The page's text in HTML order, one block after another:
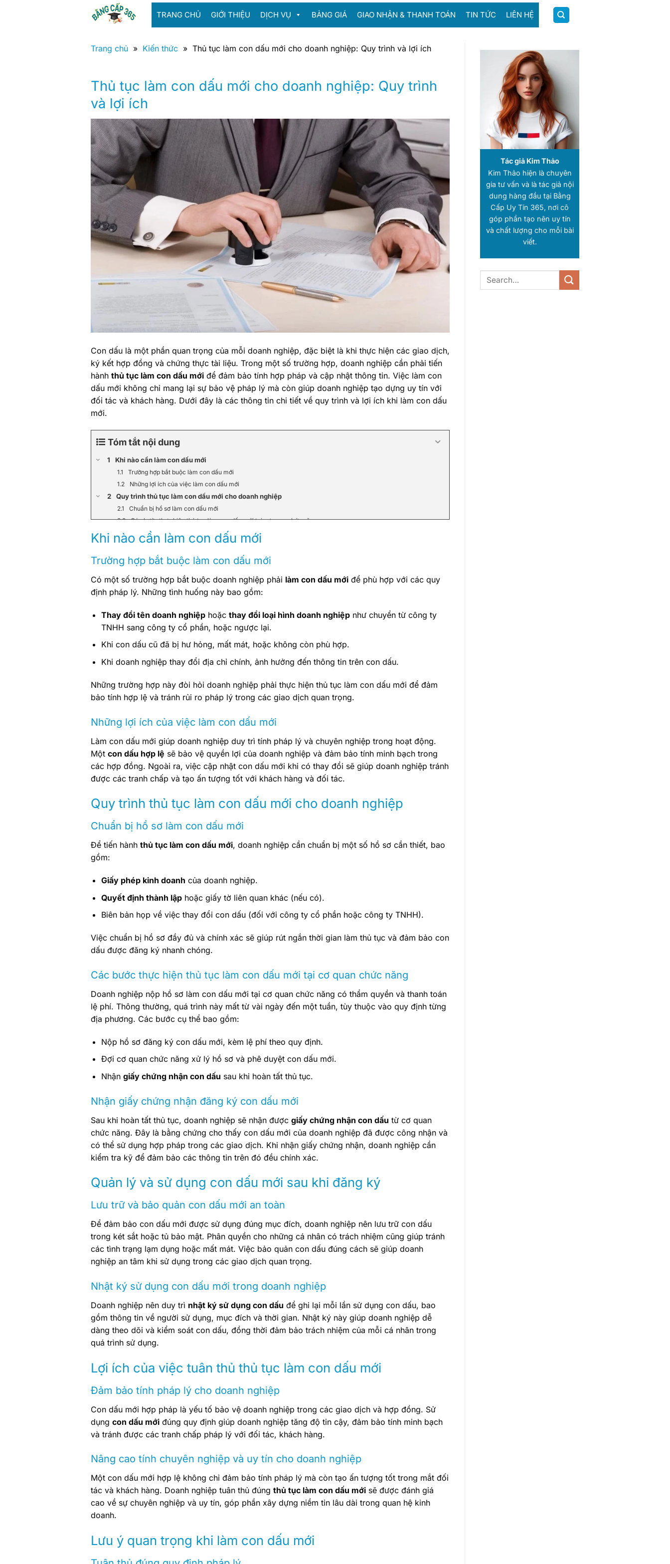
TRANG CHỦ GIỚI THIỆU DỊCH VỤ BẢNG GIÁ GIAO NHẬN & THANH TOÁN TIN TỨC LIÊN HỆ
Trang chủ » Kiến thức » Thủ tục làm con dấu mới cho doanh nghiệp: Quy trình và lợi ích
Thủ tục làm con dấu mới cho doanh nghiệp: Quy trình
và lợi ích
Con dấu là một phần quan trọng của mỗi doanh nghiệp, đặc biệt là khi thực hiện các giao dịch,
ký kết hợp đồng và chứng thực tài liệu. Trong một số trường hợp, doanh nghiệp cần phải tiến
hành thủ tục làm con dấu mới để đảm bảo tính hợp pháp và cập nhật thông tin. Việc làm con
dấu mới không chỉ mang lại sự bảo vệ pháp lý mà còn giúp doanh nghiệp tạo dựng uy tín với
đối tác và khách hàng. Dưới đây là các thông tin chi tiết về quy trình và lợi ích khi làm con dấu
mới.
Tóm tắt nội dung
Khi nào cần làm con dấu mới
Trường hợp bắt buộc làm con dấu mới
Những lợi ích của việc làm con dấu mới
Quy trình thủ tục làm con dấu mới cho doanh nghiệp
Chuẩn bị hồ sơ làm con dấu mới
Các bước thực hiện thủ tục làm con dấu mới tại cơ quan chức năng
Nhận giấy chứng nhận đăng ký con dấu mới
Quản lý và sử dụng con dấu mới sau khi đăng ký
Lưu trữ và bảo quản con dấu mới an toàn
Nhật ký sử dụng con dấu mới trong doanh nghiệp
Lợi ích của việc tuân thủ thủ tục làm con dấu mới
Đảm bảo tính pháp lý cho doanh nghiệp
Lưu ý quan trọng khi làm con dấu mới
Tuân thủ đúng quy định pháp lý
Sử dụng dịch vụ tư vấn chuyên nghiệp để hỗ trợ làm con dấu mới
Khi nào cần làm con dấu mới
Trường hợp bắt buộc làm con dấu mới
Có một số trường hợp bắt buộc doanh nghiệp phải làm con dấu mới để phù hợp với các quy
định pháp lý. Những tình huống này bao gồm:
Thay đổi tên doanh nghiệphoặc thay đổi loại hình doanh nghiệpnhư chuyển từ công ty
TNHH sang công ty cổ phần, hoặc ngược lại.
Khi con dấu cũ đã bị hư hỏng, mất mát, hoặc không còn phù hợp.
Khi doanh nghiệp thay đổi địa chỉ chính, ảnh hưởng đến thông tin trên con dấu.
Những trường hợp này đòi hỏi doanh nghiệp phải thực hiện thủ tục làm con dấu mới để đảm
bảo tính hợp lệ và tránh rủi ro pháp lý trong các giao dịch quan trọng.
Những lợi ích của việc làm con dấu mới
Làm con dấu mới giúp doanh nghiệp duy trì tính pháp lý và chuyên nghiệp trong hoạt động.
Một con dấu hợp lệ sẽ bảo vệ quyền lợi của doanh nghiệp và đảm bảo tính minh bạch trong
các hợp đồng. Ngoài ra, việc cập nhật con dấu mới khi có thay đổi sẽ giúp doanh nghiệp tránh
được các tranh chấp và tạo ấn tượng tốt với khách hàng và đối tác.
Quy trình thủ tục làm con dấu mới cho doanh nghiệp
Chuẩn bị hồ sơ làm con dấu mới
Để tiến hành thủ tục làm con dấu mới, doanh nghiệp cần chuẩn bị một số hồ sơ cần thiết, bao
gồm:
Giấy phép kinh doanh của doanh nghiệp.
Quyết định thành lậphoặc giấy tờ liên quan khác (nếu có).
Biên bản họp về việc thay đổi con dấu (đối với công ty cổ phần hoặc công ty TNHH).
Việc chuẩn bị hồ sơ đầy đủ và chính xác sẽ giúp rút ngắn thời gian làm thủ tục và đảm bảo con
dấu được đăng ký nhanh chóng.
Các bước thực hiện thủ tục làm con dấu mới tại cơ quan chức năng
Doanh nghiệp nộp hồ sơ làm con dấu mới tại cơ quan chức năng có thẩm quyền và thanh toán
lệ phí. Thông thường, quá trình này mất từ vài ngày đến một tuần, tùy thuộc vào quy định từng
địa phương. Các bước cụ thể bao gồm:
Nộp hồ sơ đăng ký con dấu mới, kèm lệ phí theo quy định.
Đợi cơ quan chức năng xử lý hồ sơ và phê duyệt con dấu mới.
Nhận giấy chứng nhận con dấu sau khi hoàn tất thủ tục.
Nhận giấy chứng nhận đăng ký con dấu mới
Sau khi hoàn tất thủ tục, doanh nghiệp sẽ nhận được giấy chứng nhận con dấu từ cơ quan
chức năng. Đây là bằng chứng cho thấy con dấu mới của doanh nghiệp đã được công nhận và
có thể sử dụng hợp pháp trong các giao dịch. Khi nhận giấy chứng nhận, doanh nghiệp cần
kiểm tra kỹ để đảm bảo các thông tin trên đó đều chính xác.
Quản lý và sử dụng con dấu mới sau khi đăng ký
Lưu trữ và bảo quản con dấu mới an toàn
Để đảm bảo con dấu mới được sử dụng đúng mục đích, doanh nghiệp nên lưu trữ con dấu
trong két sắt hoặc tủ bảo mật. Phân quyền cho những cá nhân có trách nhiệm cũng giúp tránh
các tình trạng lạm dụng hoặc mất mát. Việc bảo quản con dấu đúng cách sẽ giúp doanh
nghiệp an tâm khi sử dụng trong các giao dịch quan trọng.
Nhật ký sử dụng con dấu mới trong doanh nghiệp
Doanh nghiệp nên duy trì nhật ký sử dụng con dấu để ghi lại mỗi lần sử dụng con dấu, bao
gồm thông tin về người sử dụng, mục đích và thời gian. Nhật ký này giúp doanh nghiệp dễ
dàng theo dõi và kiểm soát con dấu, đồng thời đảm bảo trách nhiệm của mỗi cá nhân trong
quá trình sử dụng.
Lợi ích của việc tuân thủ thủ tục làm con dấu mới
Đảm bảo tính pháp lý cho doanh nghiệp
Con dấu mới hợp pháp là yếu tố bảo vệ doanh nghiệp trong các giao dịch và hợp đồng. Sử
dụng con dấu mới đúng quy định giúp doanh nghiệp tăng độ tin cậy, đảm bảo tính minh bạch
và tránh được các tranh chấp pháp lý với đối tác, khách hàng.
Nâng cao tính chuyên nghiệp và uy tín cho doanh nghiệp
Một con dấu mới hợp lệ không chỉ đảm bảo tính pháp lý mà còn tạo ấn tượng tốt trong mắt đối
tác và khách hàng. Doanh nghiệp tuân thủ đúng thủ tục làm con dấu mới sẽ được đánh giá
cao về sự chuyên nghiệp và uy tín, góp phần xây dựng niềm tin lâu dài trong quan hệ kinh
doanh.
Lưu ý quan trọng khi làm con dấu mới
Tác giả Kim Thảo
Kim Thảo hiện là chuyên
gia tư vấn và là tác giả nội
dung hàng đầu tại Bằng
Cấp Uy Tín 365, nơi cô
góp phần tạo nên uy tín
và chất lượng cho mỗi bài
viết.